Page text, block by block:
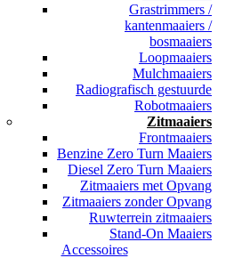
Grastrimmers /
kantenmaaiers /
bosmaaiers
Loopmaaiers
Mulchmaaiers
Radiografisch gestuurde
Robotmaaiers
Zitmaaiers
Frontmaaiers
Benzine Zero Turn Maaiers
Diesel Zero Turn Maaiers
Zitmaaiers met Opvang
Zitmaaiers zonder Opvang
Ruwterrein zitmaaiers
Stand-On Maaiers
Accessoires